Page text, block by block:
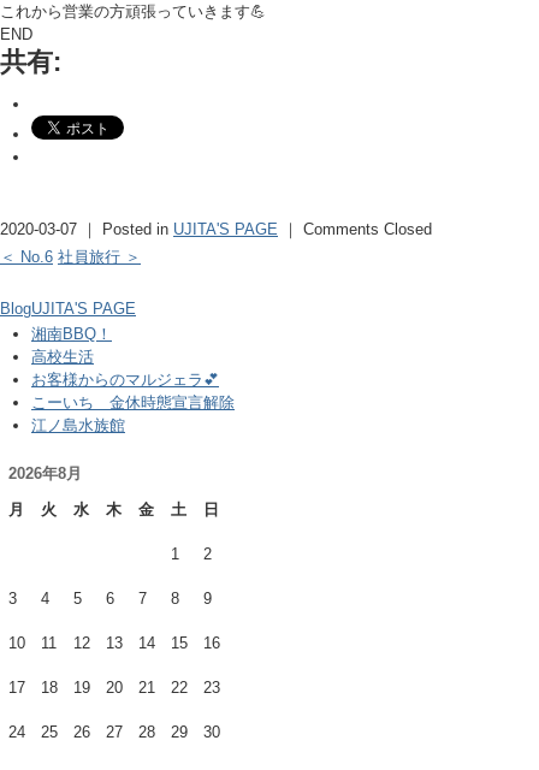
これから営業の方頑張っていきます💪
END
共有:
2020-03-07 ｜ Posted in UJITA'S PAGE ｜ Comments Closed
＜ No.6 社員旅行 ＞
BlogUJITA'S PAGE
湘南BBQ！
高校生活
お客様からのマルジェラ💕
こーいち 金休時態宣言解除
江ノ島水族館
2026年8月
月
火 水 木 金 土 日
1 2
3 4 5 6 7 8 9
10 11 12 13 14 15 16
17 18 19 20 21 22 23
24 25 26 27 28 29 30